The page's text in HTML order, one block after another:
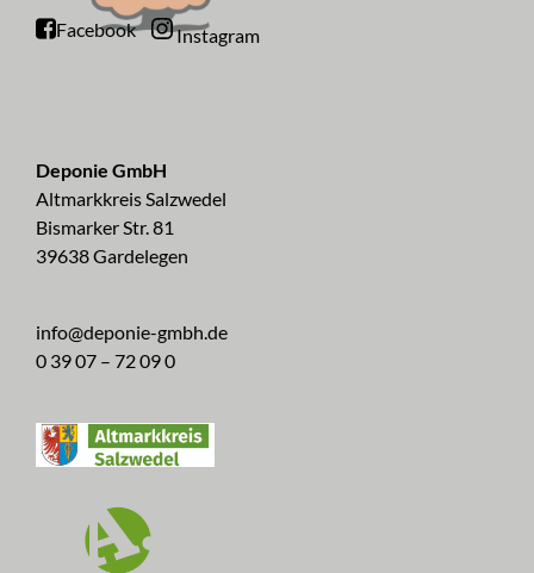
Facebook Instagram
Deponie GmbH
Altmarkkreis Salzwedel
Bismarker Str. 81
39638 Gardelegen
info@deponie-gmbh.de
0 39 07 – 72 09 0